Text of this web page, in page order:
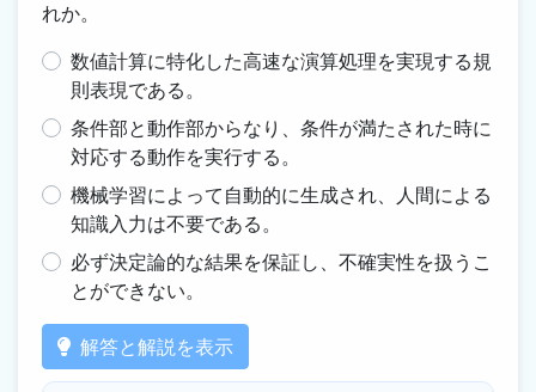
れか。
数値計算に特化した高速な演算処理を実現する規
則表現である。
条件部と動作部からなり、条件が満たされた時に
対応する動作を実行する。
機械学習によって自動的に生成され、人間による
知識入力は不要である。
必ず決定論的な結果を保証し、不確実性を扱うこ
とができない。
解答と解説を表示